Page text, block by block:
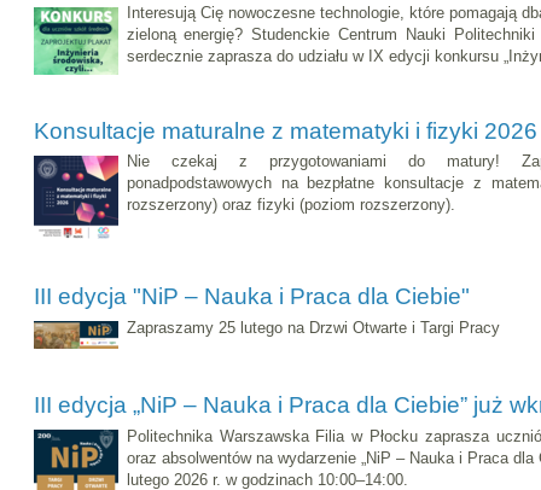
Interesują Cię nowoczesne technologie, które pomagają
zieloną energię? Studenckie Centrum Nauki
serdecznie zaprasza do udziału w IX edycji konkursu
Konsultacje maturalne z matematyki i fizyki 2026
Nie czekaj z przygotowaniami do matury!
ponadpodstawowych na bezpłatne konsultacje z
rozszerzony) oraz fizyki (poziom rozszerzony).
III edycja "NiP – Nauka i Praca dla Ciebie"
Zapraszamy 25 lutego na Drzwi Otwarte i Targi Pracy
III edycja „NiP – Nauka i Praca dla Ciebie” już
Politechnika Warszawska Filia w Płocku zaprasza
oraz absolwentów na wydarzenie „NiP – Nauka i Praca
lutego 2026 r. w godzinach 10:00–14:00.